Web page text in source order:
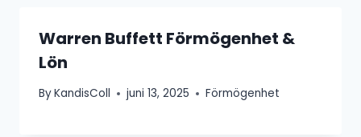
Warren Buffett Förmögenhet &
Lön
ByKandisColl juni 13, 2025 Förmögenhet